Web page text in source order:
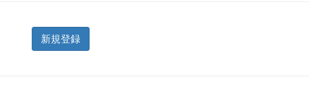
新規登録